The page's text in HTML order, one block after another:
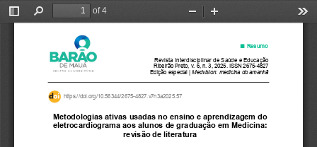
Toggle
Find
of 4
Zoom
Revista Interdisciplinar de Saúde e Educação
Ribeirão Preto, v. 6, n. 3, 2025. ISSN 2675-4827
Edição especial | Medvision: medicina do amanhã
Metodologias ativas usadas no ensino e aprendizagem do
eletrocardiograma aos alunos de graduação em Medicina:
revisão de literatura
■ Resumo
https://doi.org/10.56344/2675-4827.v7n3a2025.57